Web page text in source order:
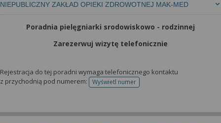
NIEPUBLICZNY ZAKŁAD OPIEKI ZDROWOTNEJ MAK-MED
Poradnia pielęgniarki srodowiskowo - rodzinnej
Zarezerwuj wizytę telefonicznie
Rejestracja do tej poradni wymaga telefonicznego kontaktu
z przychodnią pod numerem:
Wyświetl numertelefonu do rejestracji